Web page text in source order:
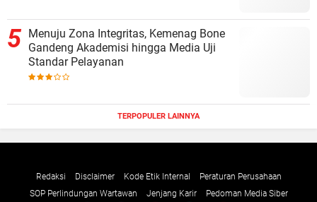
Menuju Zona Integritas, Kemenag Bone
Gandeng Akademisi hingga Media Uji
Standar Pelayanan
TERPOPULER LAINNYA
Redaksi Disclaimer Kode Etik Internal
Peraturan Perusahaan
SOP Perlindungan Wartawan
Jenjang Karir Pedoman Media Siber